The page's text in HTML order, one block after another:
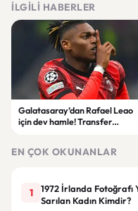
İLGILI HABERLER
Galatasaray’dan Rafael Leao
için dev hamle! Transfer
EN ÇOK OKUNANLAR
1
1972 İrlanda Fotoğrafı
Sarılan Kadın Kimdir?